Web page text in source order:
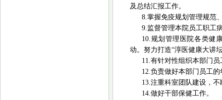
及总结汇报工作。
8.掌握免疫规划管理规范
9.监督管理本院员工职工
10.规划管理医院各类健
动。努力打造“淳医健康大讲
11.有针对性组织本部门
12.负责做好本部门员工
13.注重科室团队建设， 不
14.做好干部保健工作。